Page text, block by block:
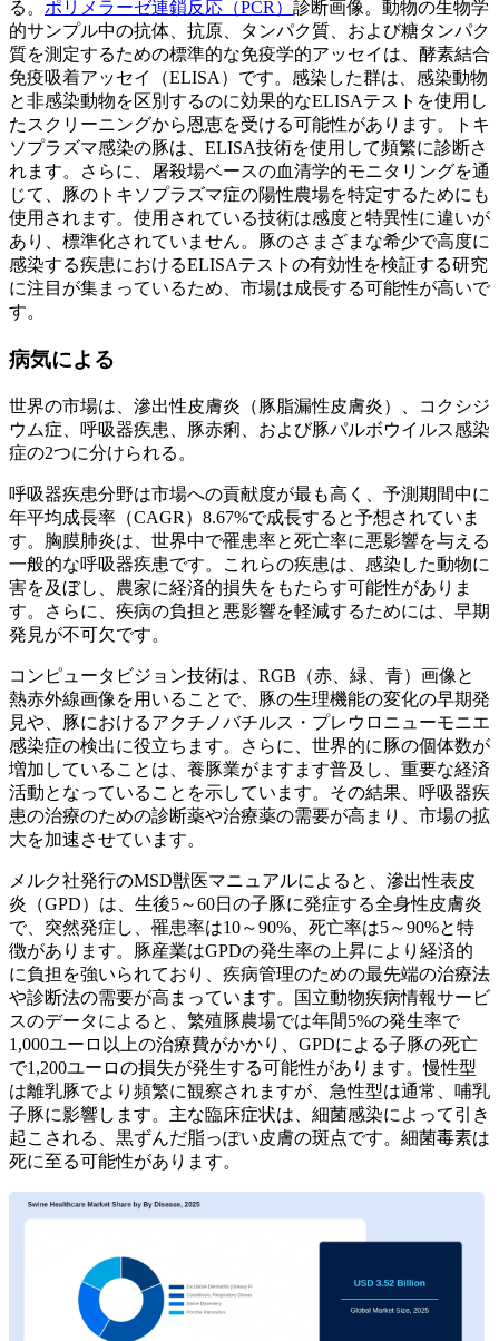
る。 ポリメラーゼ連鎖反応（PCR） 診断画像。動物の生物学
的サンプル中の抗体、抗原、タンパク質、および糖タンパク
質を測定するための標準的な免疫学的アッセイは、酵素結合
免疫吸着アッセイ（ELISA）です。感染した群は、感染動物
と非感染動物を区別するのに効果的なELISAテストを使用し
たスクリーニングから恩恵を受ける可能性があります。トキ
ソプラズマ感染の豚は、ELISA技術を使用して頻繁に診断さ
れます。さらに、屠殺場ベースの血清学的モニタリングを通
じて、豚のトキソプラズマ症の陽性農場を特定するためにも
使用されます。使用されている技術は感度と特異性に違いが
あり、標準化されていません。豚のさまざまな希少で高度に
感染する疾患におけるELISAテストの有効性を検証する研究
に注目が集まっているため、市場は成長する可能性が高いで
す。
病気による
世界の市場は、滲出性皮膚炎（豚脂漏性皮膚炎）、コクシジ
ウム症、呼吸器疾患、豚赤痢、および豚パルボウイルス感染
症の2つに分けられる。
呼吸器疾患分野は市場への貢献度が最も高く、予測期間中に
年平均成長率（CAGR）8.67%で成長すると予想されていま
す。胸膜肺炎は、世界中で罹患率と死亡率に悪影響を与える
一般的な呼吸器疾患です。これらの疾患は、感染した動物に
害を及ぼし、農家に経済的損失をもたらす可能性がありま
す。さらに、疾病の負担と悪影響を軽減するためには、早期
発見が不可欠です。
コンピュータビジョン技術は、RGB（赤、緑、青）画像と
熱赤外線画像を用いることで、豚の生理機能の変化の早期発
見や、豚におけるアクチノバチルス・プレウロニューモニエ
感染症の検出に役立ちます。さらに、世界的に豚の個体数が
増加していることは、養豚業がますます普及し、重要な経済
活動となっていることを示しています。その結果、呼吸器疾
患の治療のための診断薬や治療薬の需要が高まり、市場の拡
大を加速させています。
メルク社発行のMSD獣医マニュアルによると、滲出性表皮
炎（GPD）は、生後5～60日の子豚に発症する全身性皮膚炎
で、突然発症し、罹患率は10～90%、死亡率は5～90%と特
徴があります。豚産業はGPDの発生率の上昇により経済的
に負担を強いられており、疾病管理のための最先端の治療法
や診断法の需要が高まっています。国立動物疾病情報サービ
スのデータによると、繁殖豚農場では年間5%の発生率で
1,000ユーロ以上の治療費がかかり、GPDによる子豚の死亡
で1,200ユーロの損失が発生する可能性があります。慢性型
は離乳豚でより頻繁に観察されますが、急性型は通常、哺乳
子豚に影響します。主な臨床症状は、細菌感染によって引き
起こされる、黒ずんだ脂っぽい皮膚の斑点です。細菌毒素は
死に至る可能性があります。